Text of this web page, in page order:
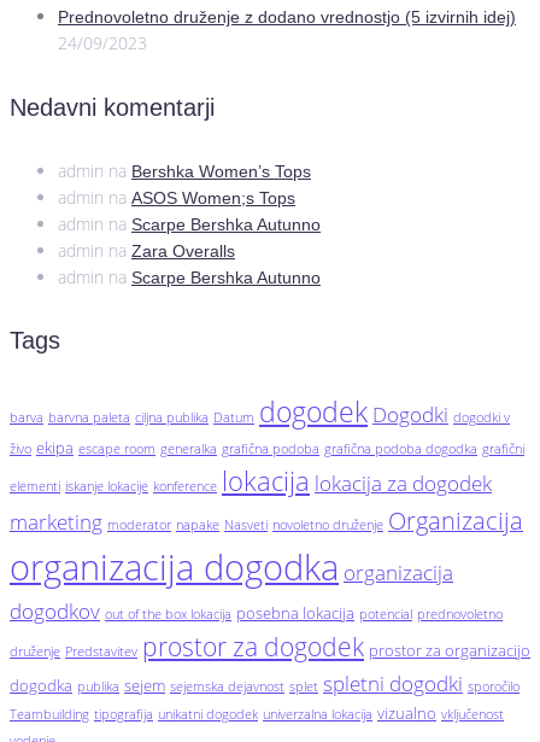
Prednovoletno druženje z dodano vrednostjo (5 izvirnih idej)
24/09/2023
Nedavni komentarji
admin na Bershka Women’s Tops
admin na ASOS Women;s Tops
admin na Scarpe Bershka Autunno
admin na Zara Overalls
admin na Scarpe Bershka Autunno
Tags
barva barvna paleta ciljna publika Datum dogodek Dogodki dogodki v
živo ekipa escape room generalka grafična podoba grafična podoba dogodka grafični
elementi iskanje lokacije konference lokacija lokacija za dogodek
marketing moderator napake Nasveti novoletno druženje Organizacija
organizacija dogodka organizacija
dogodkov out of the box lokacija posebna lokacija potencial prednovoletno
druženje Predstavitev prostor za dogodek prostor za organizacijo
dogodka publika sejem sejemska dejavnost splet spletni dogodki sporočilo
Teambuilding tipografija unikatni dogodek univerzalna lokacija vizualno vključenost